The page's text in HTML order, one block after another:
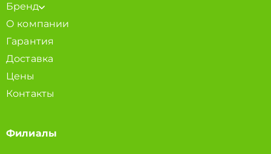
Бренд
О компании
Гарантия
Доставка
Цены
Контакты
Филиалы